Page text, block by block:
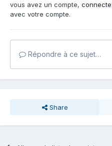
vous avez un compte,
avec votre compte.
Répondre à ce sujet…
Share